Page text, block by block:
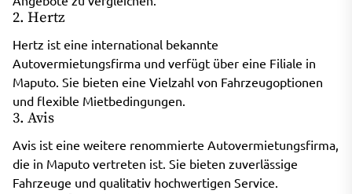
2. Hertz
Hertz ist eine international bekannte
Autovermietungsfirma und verfügt über eine Filiale in
Maputo. Sie bieten eine Vielzahl von Fahrzeugoptionen
und flexible Mietbedingungen.
3. Avis
Avis ist eine weitere renommierte Autovermietungsfirma,
die in Maputo vertreten ist. Sie bieten zuverlässige
Fahrzeuge und qualitativ hochwertigen Service.